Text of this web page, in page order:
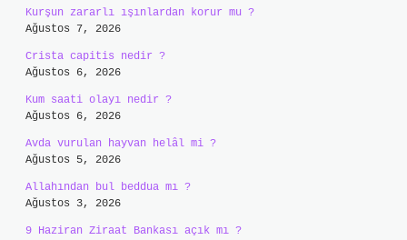
Kurşun zararlı ışınlardan korur mu ?
Ağustos 7, 2026
Crista capitis nedir ?
Ağustos 6, 2026
Kum saati olayı nedir ?
Ağustos 6, 2026
Avda vurulan hayvan helâl mi ?
Ağustos 5, 2026
Allahından bul beddua mı ?
Ağustos 3, 2026
9 Haziran Ziraat Bankası açık mı ?